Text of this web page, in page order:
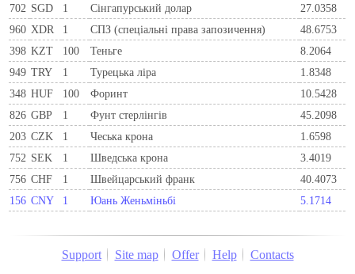
702 SGD 1 Сінгапурський долар
27.0358
960 XDR 1 СПЗ (спеціальні права запозичення)
48.6753
398 KZT 100 Теньге
8.2064
949 TRY 1 Турецька ліра
1.8348
348 HUF 100 Форинт
10.5428
826 GBP 1 Фунт стерлінгів
45.2098
203 CZK 1 Чеська крона
1.6598
752 SEK 1 Шведська крона
3.4019
756 CHF 1 Швейцарський франк
40.4073
156 CNY 1 Юань Женьміньбі 5.1714
Support Site map Offer Help Contacts